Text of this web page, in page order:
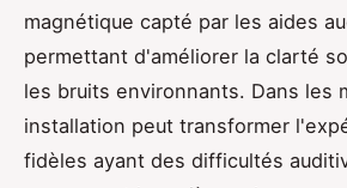
magnétique capté par les aides
permettant d'améliorer la clarté
les bruits environnants. Dans les
installation peut transformer
fidèles ayant des difficultés